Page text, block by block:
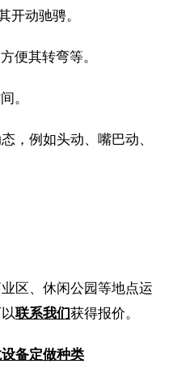
开动驰骋。
便其转弯等。
。
，例如头动、嘴巴动、
区、休闲公园等地点运
联系我们获得报价。
备定做种类